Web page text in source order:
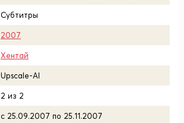
Субтитры
2007
Хентай
Upscale-AI
2 из 2
с 25.09.2007 по 25.11.2007